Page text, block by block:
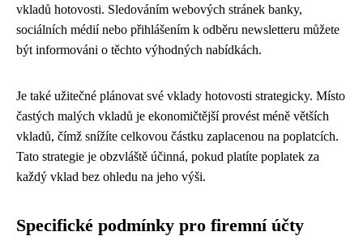
vkladů hotovosti. Sledováním webových stránek banky,
sociálních médií nebo přihlášením k odběru newsletteru můžete
být informováni o těchto výhodných nabídkách.
Je také užitečné plánovat své vklady hotovosti strategicky. Místo
častých malých vkladů je ekonomičtější provést méně větších
vkladů, čímž snížíte celkovou částku zaplacenou na poplatcích.
Tato strategie je obzvláště účinná, pokud platíte poplatek za
každý vklad bez ohledu na jeho výši.
Specifické podmínky pro firemní účty